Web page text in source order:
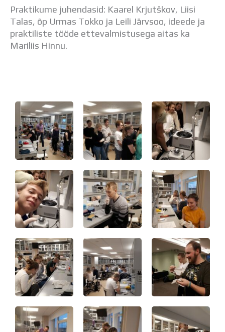
Praktikume juhendasid: Kaarel Krjutškov, Liisi
Talas, õp Urmas Tokko ja Leili Järvsoo, ideede ja
praktiliste tööde ettevalmistusega aitas ka
Mariliis Hinnu.